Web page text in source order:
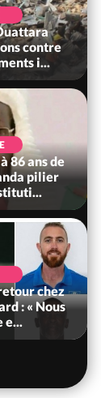
contre
i...
86 ans de
pilier
chez
: « Nous
e...